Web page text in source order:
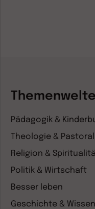
Pädagogik &
Theologie & Pastoral
Religion &
Politik & Wirtschaft
Besser leben
Geschichte & Wissen